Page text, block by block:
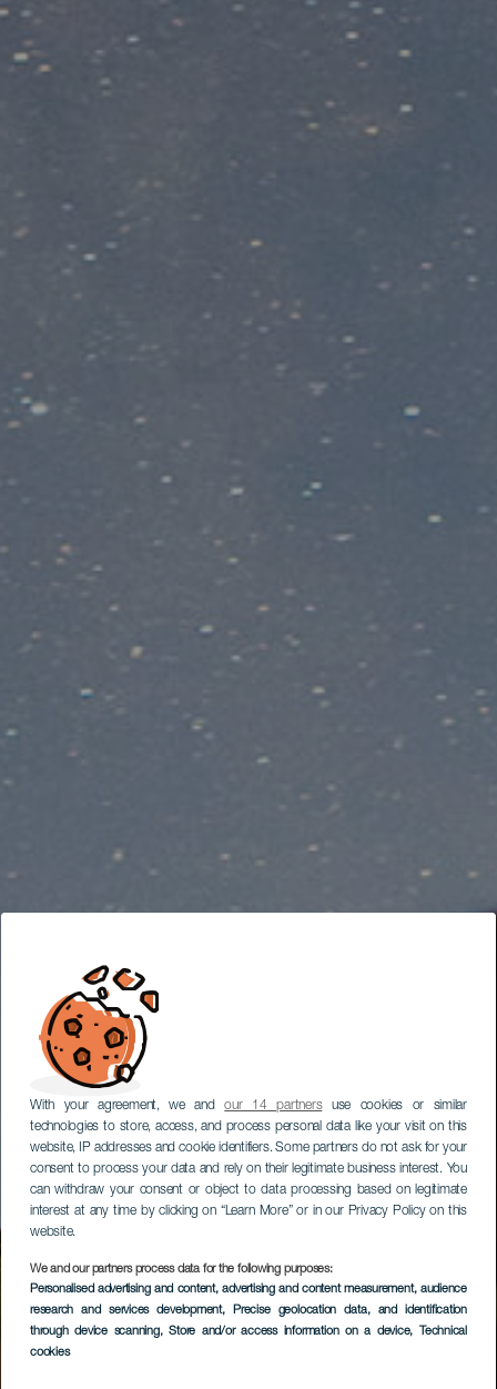
With your agreement, we andour 14 partnersuse cookies or similar
technologies to store, access, and process personal data like your visit on this
website, IP addresses and cookie identifiers. Some partners do not ask for your
consent to process your data and rely on their legitimate business interest. You
can withdraw your consent or object to data processing based on legitimate
interest at any time by clicking on “Learn More” or in our Privacy Policy on this
website.
We and our partners process data for the following purposes:
Personalised advertising and content, advertising and content measurement, audience
research and services development, Precise geolocation data, and identification
through device scanning, Store and/or access information on a device, Technical
cookies